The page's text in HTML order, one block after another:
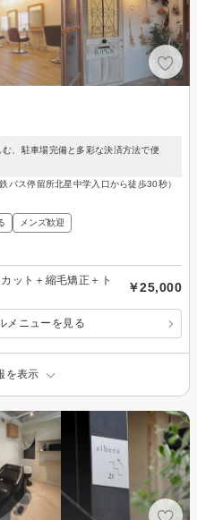
、駐車場完備と多彩な決済方法で便
バス停留所北星中学入口から徒歩30秒）
メンズ歓迎
ット＋縮毛矯正＋ト
￥25,000
メニューを見る
を表示